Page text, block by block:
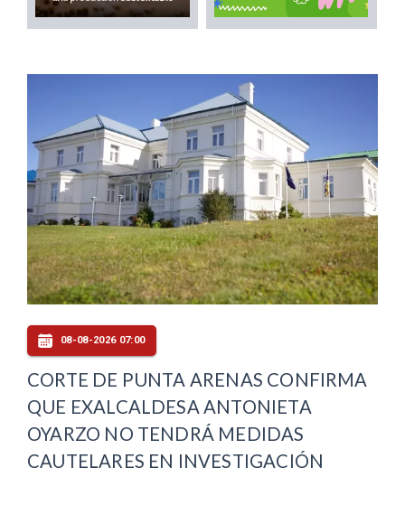
08-08-2026 07:00
CORTE DE PUNTA ARENAS CONFIRMA
QUE EXALCALDESA ANTONIETA
OYARZO NO TENDRÁ MEDIDAS
CAUTELARES EN INVESTIGACIÓN